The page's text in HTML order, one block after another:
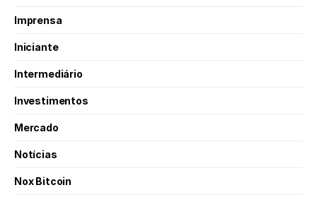
Imprensa
Iniciante
Intermediário
Investimentos
Mercado
Notícias
Nox Bitcoin